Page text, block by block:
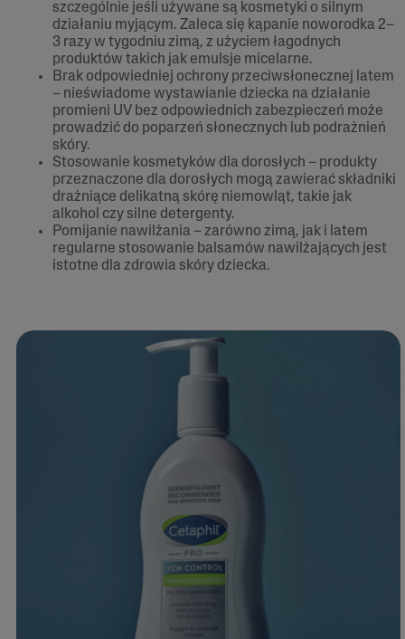
szczególnie jeśli używane są kosmetyki o silnym
działaniu myjącym. Zaleca się kąpanie noworodka 2–
3 razy w tygodniu zimą, z użyciem łagodnych
produktów takich jak emulsje micelarne.
Brak odpowiedniej ochrony przeciwsłonecznej latem
– nieświadome wystawianie dziecka na działanie
promieni UV bez odpowiednich zabezpieczeń może
prowadzić do poparzeń słonecznych lub podrażnień
skóry.
Stosowanie kosmetyków dla dorosłych – produkty
przeznaczone dla dorosłych mogą zawierać składniki
drażniące delikatną skórę niemowląt, takie jak
alkohol czy silne detergenty.
Pomijanie nawilżania – zarówno zimą, jak i latem
regularne stosowanie balsamów nawilżających jest
istotne dla zdrowia skóry dziecka.